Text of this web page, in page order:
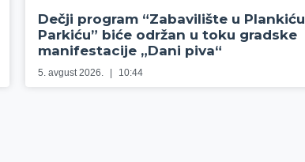
Dečji program “Zabavilište u Plankiću
Parkiću” biće održan u toku gradske
manifestacije „Dani piva“
5. avgust 2026. 10:44